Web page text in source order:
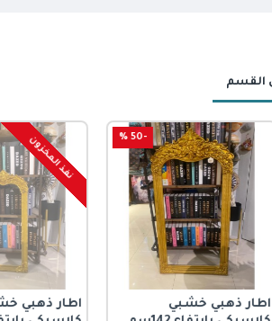
القسم
-50 %
خشبي
-48 % نفذ المخزون
اطار ذهبي خشبي